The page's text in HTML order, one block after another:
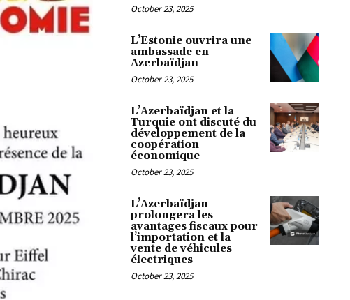
October 23, 2025
L’Estonie ouvrira une
ambassade en
Azerbaïdjan
October 23, 2025
L’Azerbaïdjan et la
Turquie ont discuté du
développement de la
coopération
économique
October 23, 2025
L’Azerbaïdjan
prolongera les
avantages fiscaux pour
l’importation et la
vente de véhicules
électriques
October 23, 2025